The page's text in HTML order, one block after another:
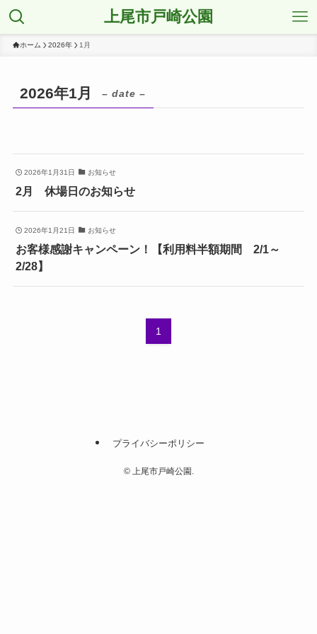
上尾市戸崎公園
ホーム 2026年 1月
2026年1月 – date –
2026年1月31日 お知らせ
2月 休場日のお知らせ
2026年1月21日 お知らせ
お客様感謝キャンペーン！【利用料半額期間 2/1～
2/28】
1
プライバシーポリシー
©上尾市戸崎公園.